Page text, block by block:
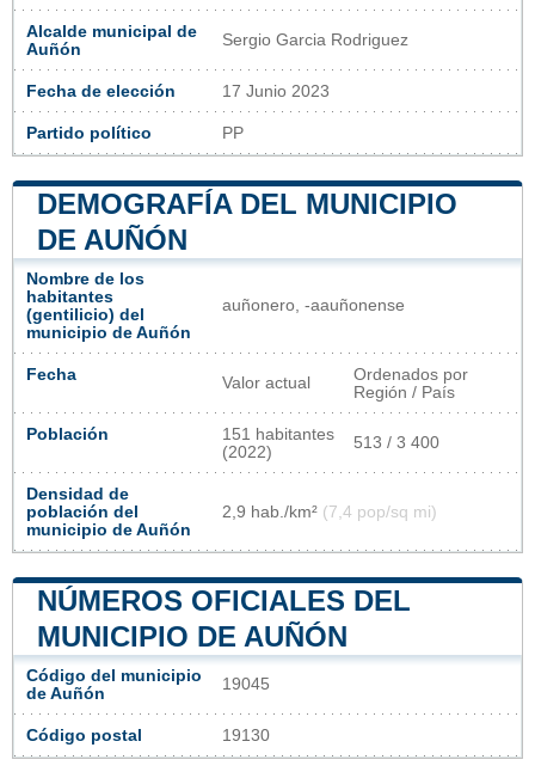
Alcalde municipal de
Auñón
Sergio Garcia Rodriguez
Fecha de elección 17 Junio 2023
Partido político PP
DEMOGRAFÍA DEL MUNICIPIO
DE AUÑÓN
Nombre de los
habitantes
(gentilicio) del
municipio de Auñón
auñonero, -aauñonense
Fecha Valor actual
Ordenados por
Región / País
Población
151 habitantes
(2022)
513 / 3 400
Densidad de
población del
municipio de Auñón
2,9 hab./km² (7,4 pop/sq mi)
NÚMEROS OFICIALES DEL
MUNICIPIO DE AUÑÓN
Código del municipio
de Auñón
19045
Código postal 19130